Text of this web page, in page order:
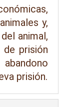
y,
animal,
de prisión
prisión.